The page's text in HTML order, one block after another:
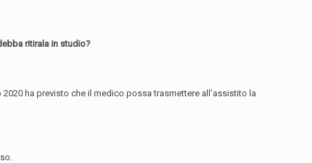
ritirala in studio?
ha previsto che il medico possa trasmettere all’assistito la